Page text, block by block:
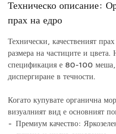
Техническо описание:
прах на едро
Технически, качественият
размера на частиците и цвета.
спецификация е 80-100 меша,
диспергиране в течности.
Когато купувате органична
визуалният вид е основният
Премиум качество: